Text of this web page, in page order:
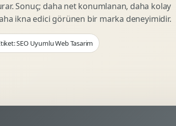
Webgl Deneyim Tasarimi
Interaktif Kampanya
AI Gorsel Konsept
Dinamik Landing Page
Sonuç; daha net konumlanan, daha kolay
ikna edici görünen bir marka deneyimidir.
SEO Uyumlu Web Tasarim